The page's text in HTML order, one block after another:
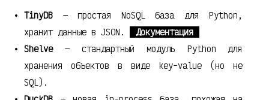
TinyDB — простая NoSQL база для Python,
хранит данные в JSON.
Документация
Shelve— стандартный модуль Python для
хранения объектов в виде key-value (но не
SQL).